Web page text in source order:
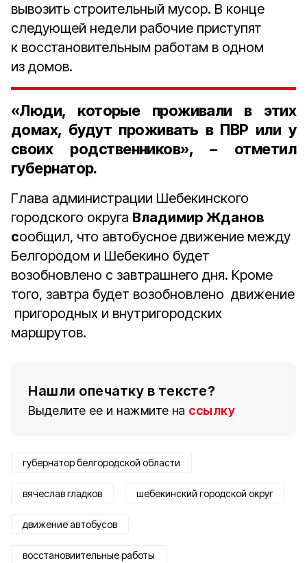
вывозить строительный мусор. В конце
следующей недели рабочие приступят
к восстановительным работам в одном
из домов.
«Люди, которые проживали в этих
домах, будут проживать в ПВР или у
своих родственников», – отметил
губернатор.
Глава администрации Шебекинского
городского округа Владимир Жданов
сообщил, что автобусное движение между
Белгородом и Шебекино будет
возобновлено с завтрашнего дня. Кроме
того, завтра будет возобновлено движение
пригородных и внутригородских
маршрутов.
Нашли опечатку в тексте?
Выделите ее и нажмите на ссылку
губернатор белгородской области
вячеслав гладков шебекинский городской округ
движение автобусов
восстановиительные работы